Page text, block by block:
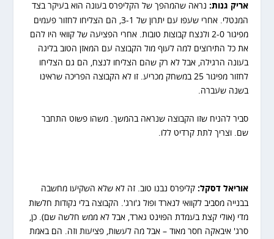
אריק גנות: נראה שהמהפך של הקליפרס בעונה הוא בעיקר בצד
המנטלי. אחרי שעפו עם יתרון של 3-1, הם הצליחו לחזור פעמים
מפיגור 2-0 ולנצח קבוצות טובות. אחרי הפציעה של קוואי היו להם
את כל התירוצים למה לעוף מול הקבוצה עם המאזן הטוב בליגה
בעונה הרגילה, אבל לא רק שהם הצליחו לנצח, הם גם הצליחו
לחזור מפיגור 25 במשחק מכריע. זו לא הקבוצה הפריכה שראינו
בשנה שעברה.
סביר להניח שזו הקבוצה שנראה בהמשך. משהו פשוט התחבר
שם. וצריך לתת קרדיט ללו.
אוריאל דסקל:קליפרס נבנו טוב. זה לא שלא השקיעו מחשבה
בבנייה מסביב לקוואי לנארד ופול ג'ורג'. הקבוצה בלי נקודות חלשות
מדי (אולי קצת בעמדת הפוינט גארד, אבל לא ממש חלשה שם). כן,
סרג' איבאקה חסר מאוד – אבל מה לעשות, פציעות וזה. הם באמת